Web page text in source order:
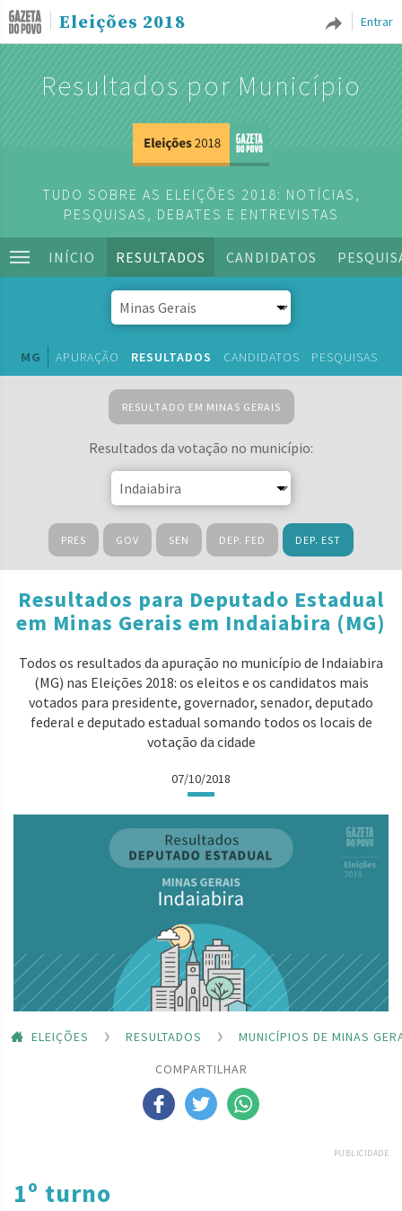
Entrar
Eleições 2018
Resultados por Município
TUDO SOBRE AS ELEIÇÕES 2018: NOTÍCIAS,
PESQUISAS, DEBATES E ENTREVISTAS
INÍCIO RESULTADOS CANDIDATOS
MG APURAÇÃO RESULTADOS CANDIDATOS PESQUISAS
RESULTADO EM MINAS GERAIS
Resultados da votação no município:
PRES GOV SEN DEP. FED DEP. EST
Resultados para Deputado Estadual
em Minas Gerais em Indaiabira (MG)
Todos os resultados da apuração no município de Indaiabira
(MG) nas Eleições 2018: os eleitos e os candidatos mais
votados para presidente, governador, senador, deputado
federal e deputado estadual somando todos os locais de
votação da cidade
07/10/2018
ELEIÇÕES RESULTADOS
MUNICÍPIOS DE MINAS
COMPARTILHAR
PUBLICIDADE
1º turno